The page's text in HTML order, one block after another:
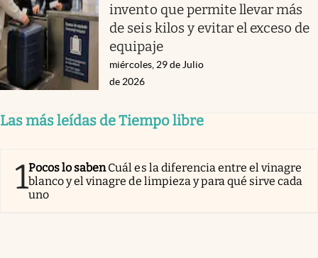
invento que permite llevar más
de seis kilos y evitar el exceso de
equipaje
miércoles, 29 de Julio
de 2026
Las más leídas de Tiempo libre
1Pocos lo sabenCuál es la diferencia entre el vinagre
blanco y el vinagre de limpieza y para qué sirve cada
uno